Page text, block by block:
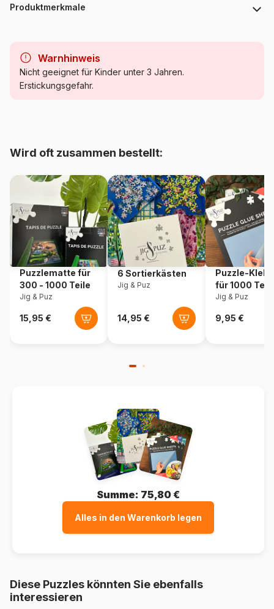
Produktmerkmale
Kategorie
Puzzle - Dekoration und
Herkunft Frankreich
Artikelnummer Hachette-Puzzle-0018
EAN 3663384100185
Teileanzahl 1000 Teile
Maße 69 x 48 cm
Warnhinweis
Nicht geeignet für Kinder unter 3 Jahren.
Erstickungsgefahr.
Wird oft zusammen bestellt:
Puzzlematte für
300 - 1000 Teile
Jig & Puz
6 Sortierkästen
Jig & Puz
Puzzle-
für 1000
Jig & Puz
Summe: 75,80 €
Alles in den Warenkorb legen
Diese Puzzles könnten Sie ebenfalls
interessieren